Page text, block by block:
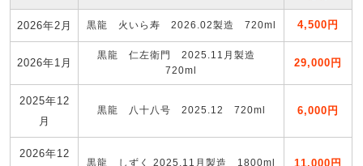
2026年2月 黒龍 火いら寿 2026.02製造 720ml 4,500円
2026年1月
黒龍 仁左衛門 2025.11月製造
720ml
29,000円
2025年12
月
黒龍 八十八号 2025.12 720ml 6,000円
2026年12
黒龍 しずく 2025.11月製造 1800ml 11,000円